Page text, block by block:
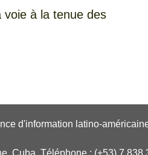
voie à la tenue des
d'information latino-
Cuba. Téléphone : (+53) 7 838